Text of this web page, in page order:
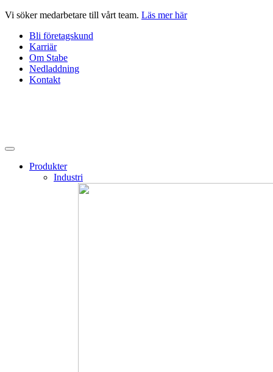
Hoppa
innehåll
Vi söker medarbetare till vårt team. Läs mer här
Bli företagskund
Karriär
Om Stabe
Nedladdning
Kontakt
Produkter
Industri